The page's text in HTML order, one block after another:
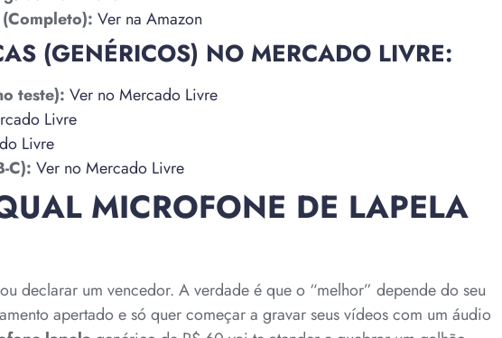
Ver na Amazon
(GENÉRICOS) NO MERCADO LIVRE:
teste): Ver no Mercado Livre
Livre
Livre
C): Ver no Mercado Livre
MICROFONE DE LAPELA
declarar um vencedor. A verdade é que o “melhor” depende do seu
apertado e só quer começar a gravar seus vídeos com um áudio